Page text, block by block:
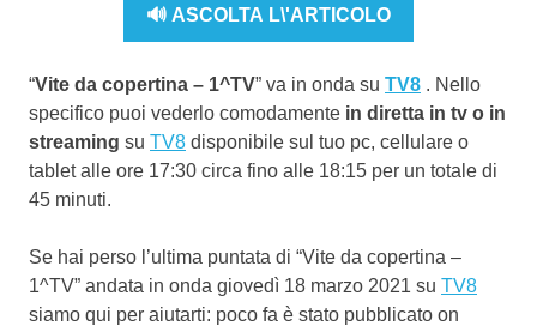
🔊 ASCOLTA L\'ARTICOLO
“Vite da copertina – 1^TV” va in onda su TV8 . Nello
specifico puoi vederlo comodamente in diretta in tv o in
streaming su TV8 disponibile sul tuo pc, cellulare o
tablet alle ore 17:30 circa fino alle 18:15 per un totale di
45 minuti.
Se hai perso l’ultima puntata di “Vite da copertina –
1^TV” andata in onda giovedì 18 marzo 2021 su TV8
siamo qui per aiutarti: poco fa è stato pubblicato on